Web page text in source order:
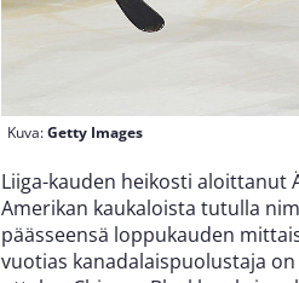
Kuva:Getty Images
Liiga-kauden heikosti aloittanut
Amerikan kaukaloista tutulla
päässeensä loppukauden
vuotias kanadalaispuolustaja